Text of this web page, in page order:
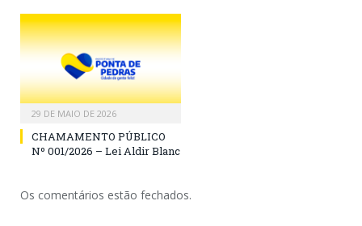
29 DE MAIO DE 2026
CHAMAMENTO PÚBLICO
Nº 001/2026 – Lei Aldir Blanc
Os comentários estão fechados.